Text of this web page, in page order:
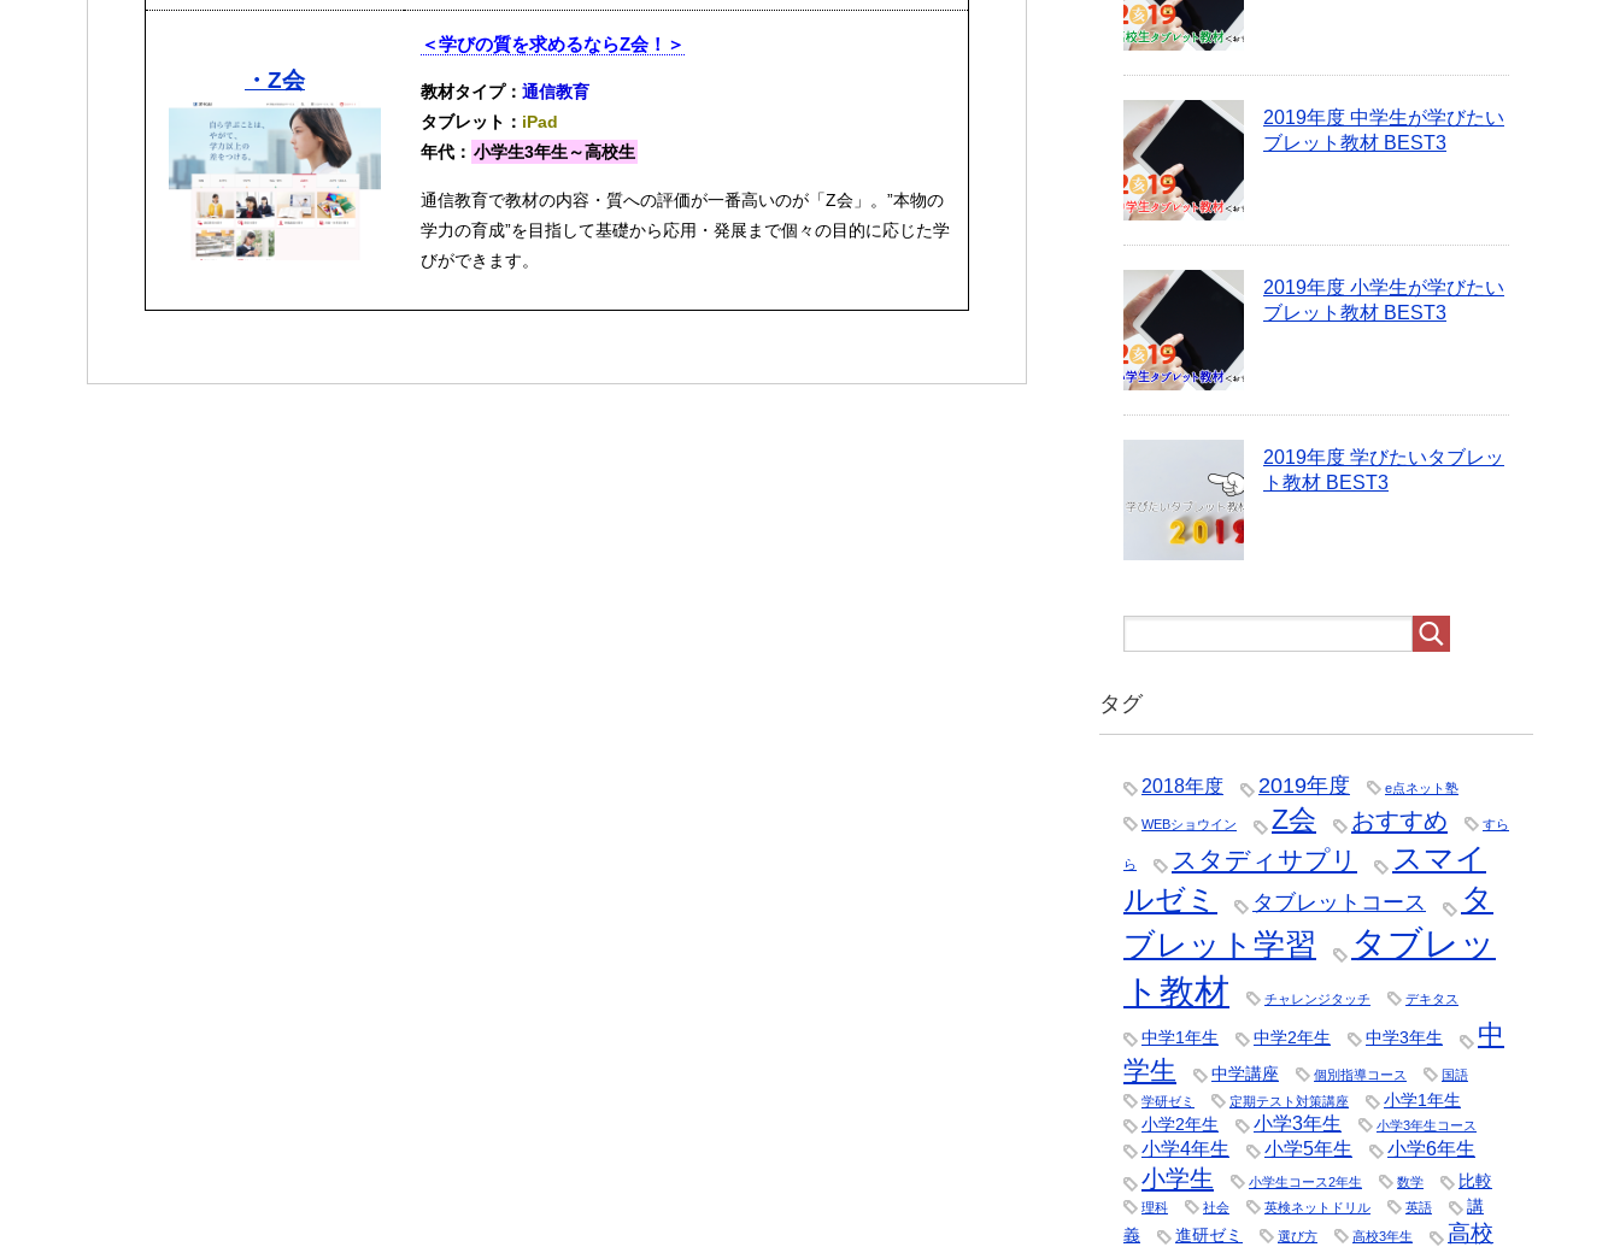
・Z会
＜学びの質を求めるならZ会！＞
教材タイプ：通信教育
タブレット： iPad
年代： 小学生3年生～高校生
通信教育で教材の内容・質への評価が一番高いのが「Z会」。”本物の
学力の育成”を目指して基礎から応用・発展まで個々の目的に応じた学
びができます。
2019年度 中学生が学びたい
ブレット教材 BEST3
2019年度 小学生が学びたい
ブレット教材 BEST3
2019年度 学びたいタブレッ
ト教材 BEST3
タグ
2018年度 2019年度 e点ネット塾
WEBショウイン Z会 おすすめ すら
ら スタディサプリ
スマイ
ルゼミ
タブレットコース
タ
ブレット学習
タブレッ
ト教材
チャレンジタッチ デキタス
中学1年生 中学2年生 中学3年生
中
学生
中学講座 個別指導コース
国語
学研ゼミ
定期テスト対策講座
小学1年生
小学2年生
小学3年生 小学3年生コース
小学4年生 小学5年生 小学6年生
小学生 小学生コース2年生 数学 比較
理科 社会 英検ネットドリル 英語
講
義
進研ゼミ 選び方 高校3年生 高校